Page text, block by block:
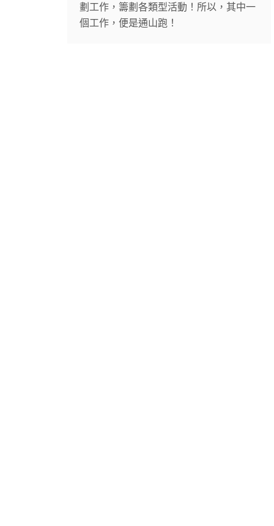
劃工作，籌劃各類型活動！所以，其中一
個工作，便是通山跑！